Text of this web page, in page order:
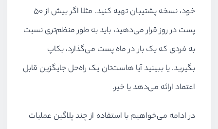
خود، نسخه پشتیبان تهیه کنید. مثلا اگر بیش از 50
پست در روز قرار می‌دهید، باید به طور منظم‌تری نسبت
به فردی که یک بار در ماه پست می‌گذارد، بکاپ
بگیرید. یا ببینید آیا هاست‌تان یک راه‌حل جایگزین قابل
اعتماد ارائه می‌دهد یا خیر.
در ادامه می‌خواهیم با استفاده از چند پلاگین عملیات